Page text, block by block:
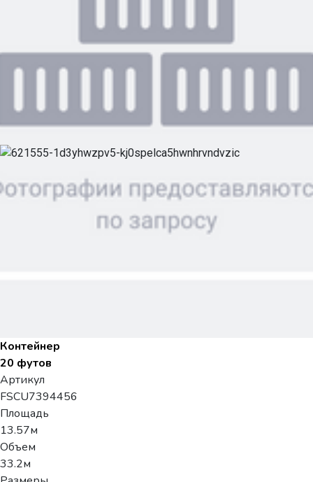
Контейнер
20 футов
Артикул
FSCU7394456
Площадь
13.57м
Объем
33.2м